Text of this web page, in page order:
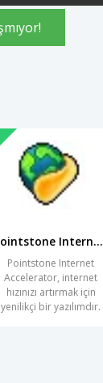
Pointstone Internet Accelerator
Pointstone Internet
Accelerator, internet
hızınızı artırmak için
yenilikçi bir yazılımdır.